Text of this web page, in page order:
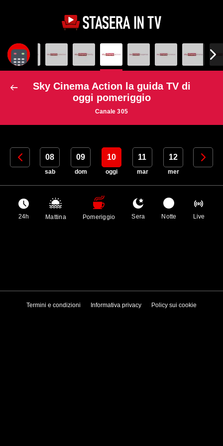
Sky Cinema Action la guida TV di
oggi pomeriggio
Canale 305
07 08
sab
09
dom
10
oggi
11
mar
12
mer
13
24h Mattina Pomeriggio Sera Notte Live
Termini e condizioni Informativa privacy Policy sui cookie